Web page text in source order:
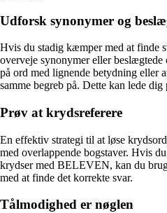
Udforsk synonymer og
Hvis du stadig kæmper med at finde
overveje synonymer eller
på ord med lignende betydning eller
samme begreb på. Dette kan lede dig
Prøv at krydsreferere
En effektiv strategi til at løse
med overlappende bogstaver. Hvis
krydser med BELEVEN, kan du
med at finde det korrekte svar.
Tålmodighed er nøglen